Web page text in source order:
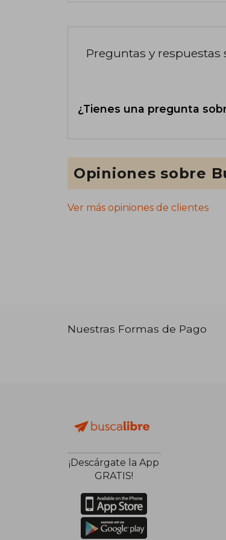
Preguntas y respuestas
¿Tienes una pregunta
Opiniones sobre
Ver más opiniones de clientes
Nuestras Formas de Pago
¡Descárgate la App
GRATIS!